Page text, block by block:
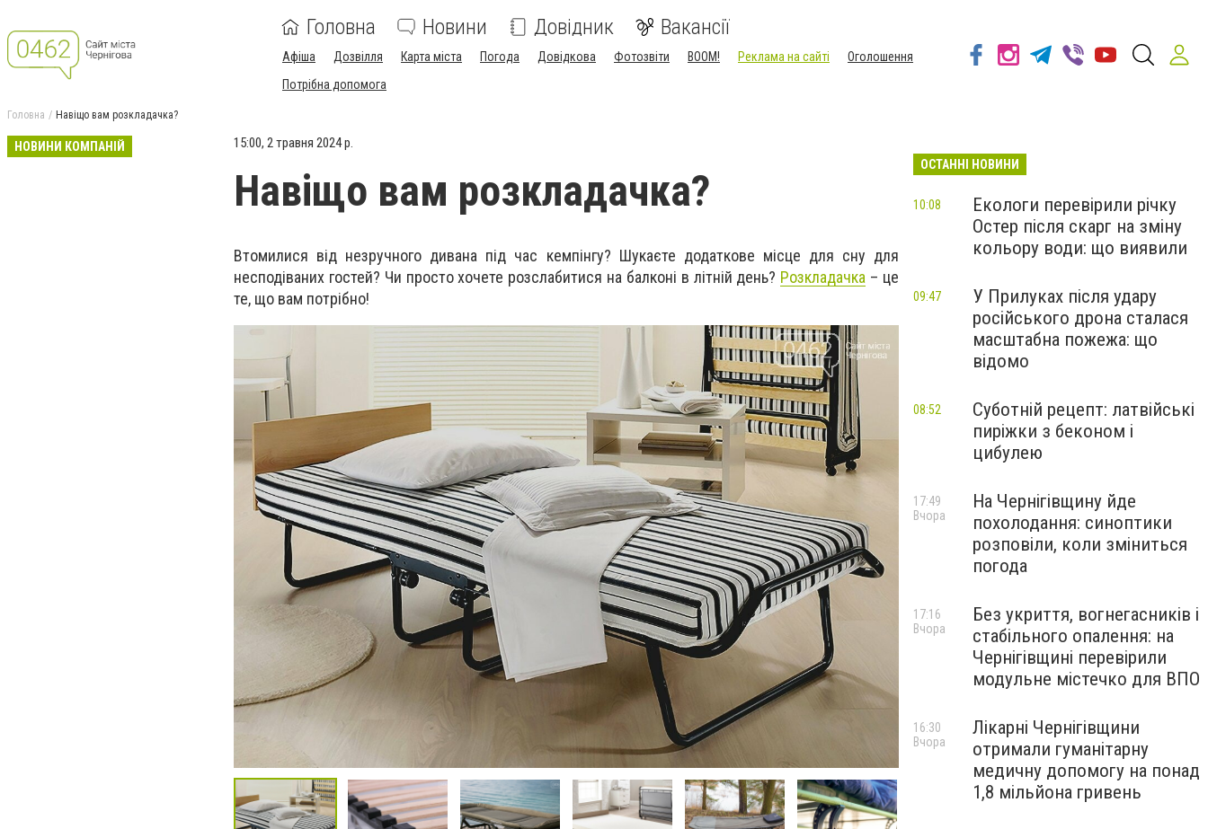
Головна Новини Довідник Вакансії
Афіша Дозвілля Карта міста Погода Довідкова Фотозвіти BOOM! Реклама на сайті
Оголошення
Потрібна допомога
Головна Навіщо вам розкладачка?
НОВИНИ КОМПАНІЙ 15:00, 2 травня 2024 р.
Навіщо вам розкладачка?
Втомилися від незручного дивана під час кемпінгу? Шукаєте додаткове місце для сну для
несподіваних гостей? Чи просто хочете розслабитися на балконі в літній день? Розкладачка – це
те, що вам потрібно!
ОСТАННІ НОВИНИ
Екологи перевірили річку
Остер після скарг на зміну
кольору води: що виявили
10:08
У Прилуках після удару
російського дрона сталася
масштабна пожежа: що
відомо
09:47
Суботній рецепт: латвійські
пиріжки з беконом і
цибулею
08:52
На Чернігівщину йде
похолодання: синоптики
розповіли, коли зміниться
погода
17:49
Вчора
Без укриття, вогнегасників і
стабільного опалення: на
Чернігівщині перевірили
модульне містечко для ВПО
17:16
Вчора
Лікарні Чернігівщини
отримали гуманітарну
медичну допомогу на понад
1,8 мільйона гривень
16:30
Вчора